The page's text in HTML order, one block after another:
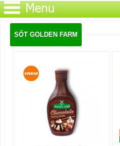
SỐT GOLDEN FARM